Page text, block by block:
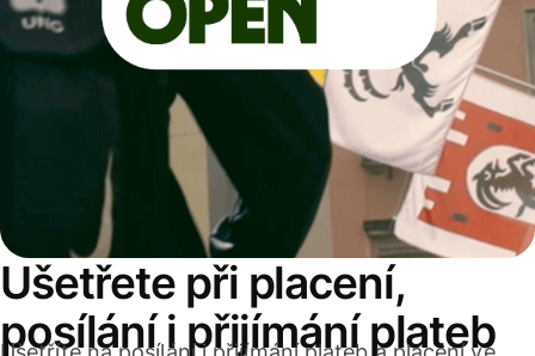
Ušetřete při placení,
posílání i přijímání plateb